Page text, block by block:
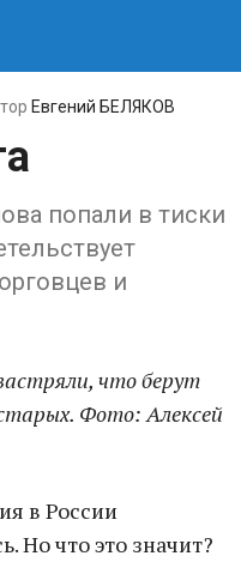
Евгений БЕЛЯКОВ
попали в тиски
и
что берут
Фото: Алексей
в России
Но что это значит?